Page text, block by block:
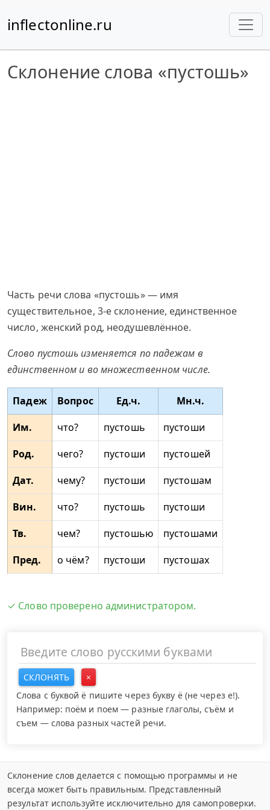
inflectonline.ru
Склонение слова «пустошь»
Часть речи слова «пустошь» — имя
существительное, 3-е склонение, единственное
число, женский род, неодушевлённое.
Слово пустошь изменяется по падежам в
единственном и во множественном числе.
Падеж Вопрос Ед.ч.
Мн.ч.
Им.
что? пустошь
пустоши
Род.
чего? пустоши
пустошей
Дат.
чему? пустоши
пустошам
Вин.
что? пустошь
пустоши
Тв.
чем? пустошью
пустошами
Пред.
о чём? пустоши пустошах
✓ Слово проверено администратором.
СКЛОНЯТЬ
×
Слова с буквой ё пишите через букву ё (не через е!).
Например: поём и поем — разные глаголы, съём и
съем — слова разных частей речи.
Склонение слов делается с помощью программы и не
всегда может быть правильным. Представленный
результат используйте исключительно для самопроверки.